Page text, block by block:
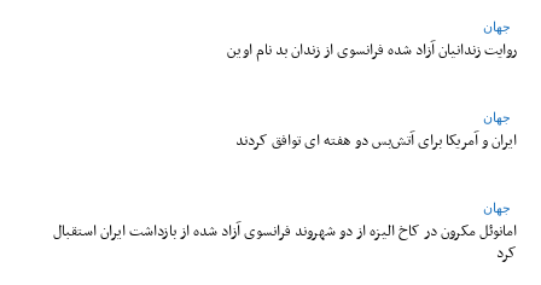
جهان
روایت زندانیان آزاد شده فرانسوی از زندان ‌بد نام اوین
جهان
ایران و آمریکا برای آتش‌بس دو هفته‌ ای توافق کردند
جهان
امانوئل مکرون در کاخ الیزه از دو شهروند فرانسوی آزاد شده از بازداشت ایران استقبال
کرد